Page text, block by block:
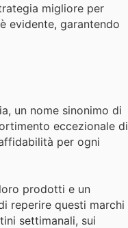
migliore per
evidente, garantendo
un nome sinonimo di
eccezionale di
per ogni
prodotti e un
reperire questi marchi
settimanali, sui